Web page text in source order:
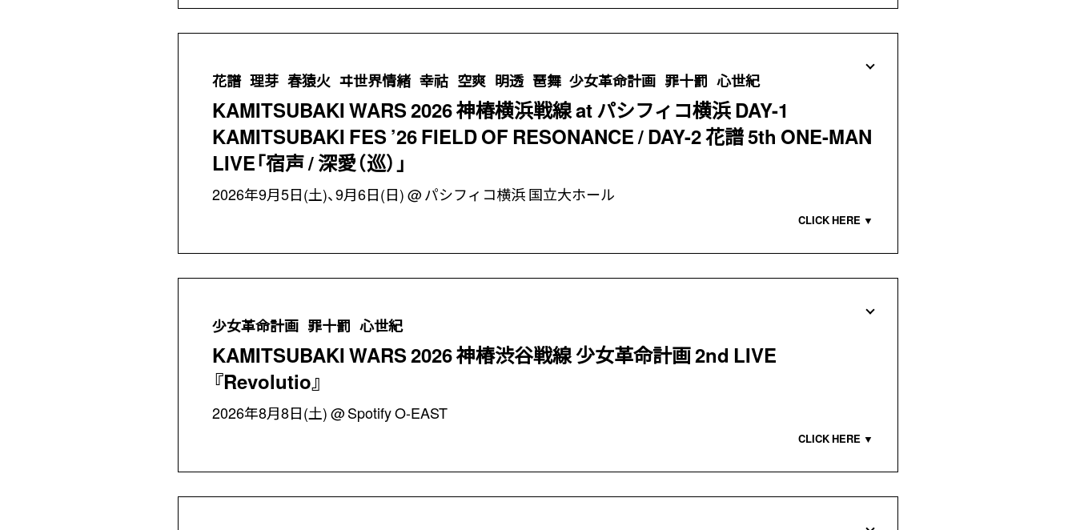
花譜 理芽 春猿火 ヰ世界情緒 幸祜 空爽 明透 琶舞 少女革命計画 罪十罰 心世紀
KAMITSUBAKI WARS 2026 神椿横浜戦線 at パシフィコ横浜 DAY-1
KAMITSUBAKI FES ’26 FIELD OF RESONANCE / DAY-2 花譜 5th ONE-MAN
LIVE「宿声 / 深愛（巡）」
2026年9月5日(土)、9月6日(日) パシフィコ横浜 国立大ホール
少女革命計画 罪十罰 心世紀
KAMITSUBAKI WARS 2026 神椿渋谷戦線 少女革命計画 2nd LIVE
『Revolutio』
2026年8月8日(土) Spotify O-EAST